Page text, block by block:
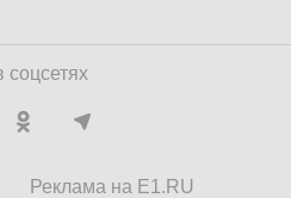
соцсетях
Реклама на E1.RU